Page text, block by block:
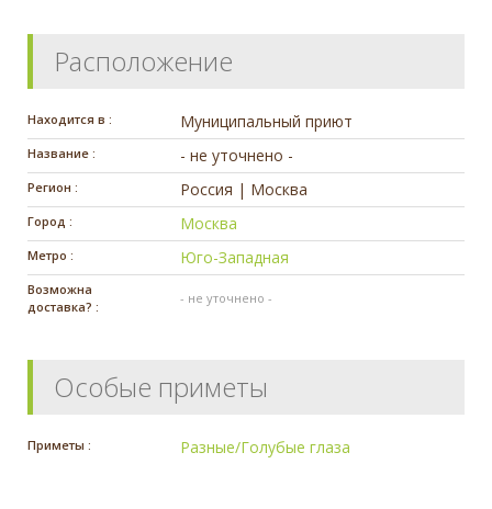
Расположение
Находится в : Муниципальный приют
Название : - не уточнено -
Регион : Россия | Москва
Город : Москва
Метро : Юго-Западная
Возможна
доставка? :
- не уточнено -
Особые приметы
Приметы : Разные/Голубые глаза